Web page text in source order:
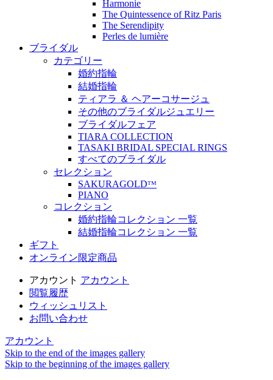
Harmonie
The Quintessence of Ritz Paris
The Serendipity
Perles de lumière
ブライダル
カテゴリー
婚約指輪
結婚指輪
ティアラ ＆ ヘアーコサージュ
その他のブライダルジュエリー
ブライダルフェア
TIARA COLLECTION
TASAKI BRIDAL SPECIAL RINGS
すべてのブライダル
セレクション
SAKURAGOLDᵀᴹ
PIANO
コレクション
婚約指輪コレクション 一覧
結婚指輪コレクション 一覧
ギフト
オンライン限定商品
アカウント アカウント
閲覧履歴
ウィッシュリスト
お問い合わせ
アカウント
Skip to the end of the images gallery
Skip to the beginning of the images gallery